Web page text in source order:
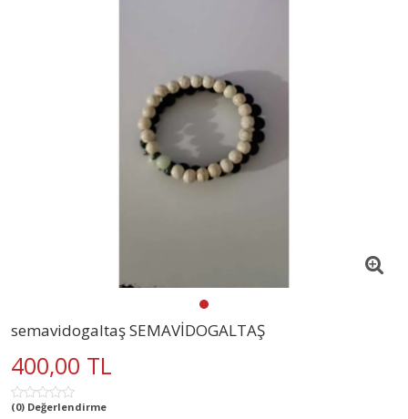
semavidogaltaş SEMAVİDOGALTAŞ
400,00 TL
(0) Değerlendirme